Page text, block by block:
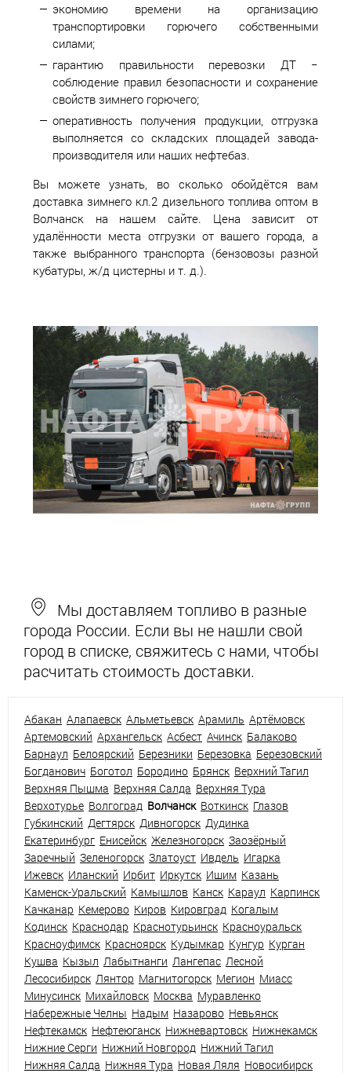
экономию времени на организацию
транспортировки горючего собственными
силами;
гарантию правильности перевозки ДТ −
соблюдение правил безопасности и сохранение
свойств зимнего горючего;
оперативность получения продукции, отгрузка
выполняется со складских площадей завода-
производителя или наших нефтебаз.
Вы можете узнать, во сколько обойдётся вам
доставка зимнего кл.2 дизельного топлива оптом в
Волчанск на нашем сайте. Цена зависит от
удалённости места отгрузки от вашего города, а
также выбранного транспорта (бензовозы разной
кубатуры, ж/д цистерны и т. д.).
Мы доставляем топливо в разные
города России. Если вы не нашли свой
город в списке, свяжитесь с нами, чтобы
расчитать стоимость доставки.
Абакан Алапаевск Альметьевск Арамиль Артёмовск
Артемовский Архангельск Асбест Ачинск Балаково
Барнаул Белоярский Березники Березовка Березовский
Богданович Боготол Бородино Брянск Верхний Тагил
Верхняя Пышма Верхняя Салда Верхняя Тура
Верхотурье Волгоград Волчанск Воткинск Глазов
Губкинский Дегтярск Дивногорск Дудинка
Екатеринбург Енисейск Железногорск Заозёрный
Заречный Зеленогорск Златоуст Ивдель Игарка
Ижевск Иланский Ирбит Иркутск Ишим Казань
Каменск-Уральский Камышлов Канск Караул Карпинск
Качканар Кемерово Киров Кировград Когалым
Кодинск Краснодар Краснотурьинск Красноуральск
Красноуфимск Красноярск Кудымкар Кунгур Курган
Кушва Кызыл Лабытнанги Лангепас Лесной
Лесосибирск Лянтор Магнитогорск Мегион Миасс
Минусинск Михайловск Москва Муравленко
Набережные Челны Надым Назарово Невьянск
Нефтекамск Нефтеюганск Нижневартовск Нижнекамск
Нижние Серги Нижний Новгород Нижний Тагил
Нижняя Салда Нижняя Тура Новая Ляля Новосибирск